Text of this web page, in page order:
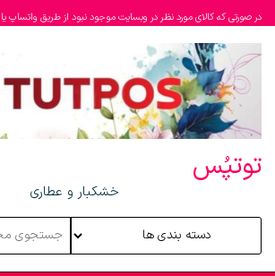
در صورتی که کالای مورد نظر در وبسایت موجود نبود از طریق واتساپ
توتپُس
خشکبار و عطاری